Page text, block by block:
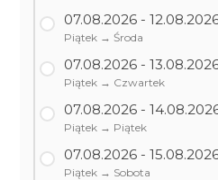
07.08.2026 -
Piątek → Środa
07.08.2026 -
Piątek → Czwartek
07.08.2026 -
Piątek → Piątek
07.08.2026 -
Piątek → Sobota